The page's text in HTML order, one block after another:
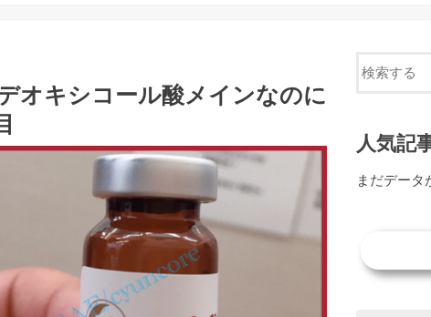
オキシコール酸メインなのに
人気記
まだデータ